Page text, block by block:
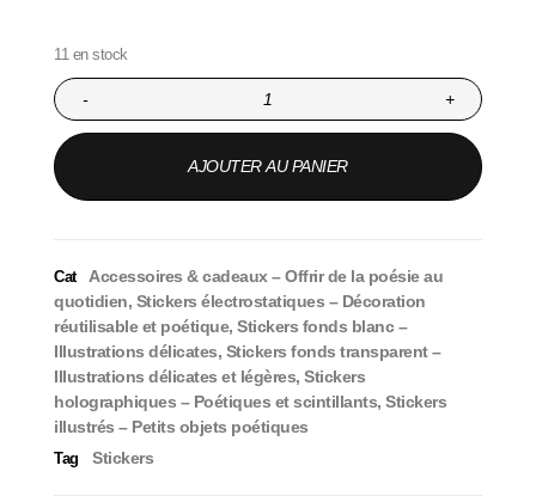
11 en stock
+
-
AJOUTER AU PANIER
Cat
Accessoires & cadeaux – Offrir de la poésie au
quotidien, Stickers électrostatiques – Décoration
réutilisable et poétique, Stickers fonds blanc –
Illustrations délicates, Stickers fonds transparent –
Illustrations délicates et légères, Stickers
holographiques – Poétiques et scintillants, Stickers
illustrés – Petits objets poétiques
Tag Stickers